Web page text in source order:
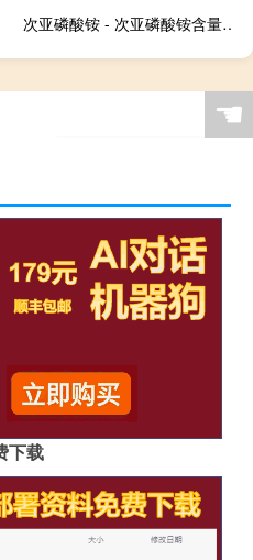
次亚磷酸铵 - 次亚磷酸铵含量计算
☚
下载